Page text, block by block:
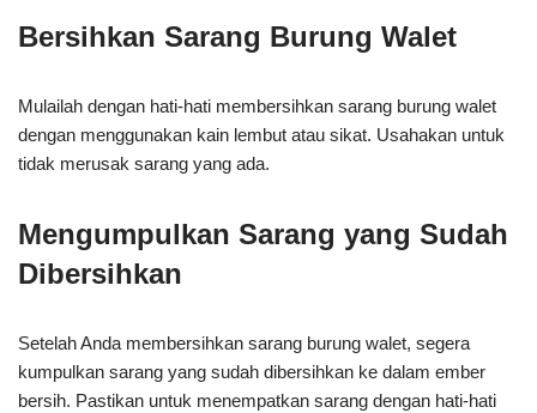
Bersihkan Sarang Burung Walet
Mulailah dengan hati-hati membersihkan sarang burung walet
dengan menggunakan kain lembut atau sikat. Usahakan untuk
tidak merusak sarang yang ada.
Mengumpulkan Sarang yang Sudah
Dibersihkan
Setelah Anda membersihkan sarang burung walet, segera
kumpulkan sarang yang sudah dibersihkan ke dalam ember
bersih. Pastikan untuk menempatkan sarang dengan hati-hati